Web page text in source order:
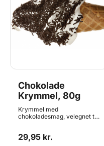
Chokolade
Krymmel, 80g
Krymmel med
chokoladesmag, velegnet til
kvalitet som du kender fra
29,95 kr.